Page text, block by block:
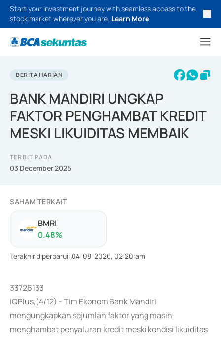
Start your investment journey with seamless access to the
stock market wherever you are. Learn More
BERITA HARIAN
BANK MANDIRI UNGKAP
FAKTOR PENGHAMBAT KREDIT
MESKI LIKUIDITAS MEMBAIK
TERBIT PADA
03 December 2025
SAHAM TERKAIT
BMRI
0.48%
Terakhir diperbarui: 04-08-2026, 02:20:am
33726133
IQPlus,(4/12) - Tim Ekonom Bank Mandiri
mengungkapkan sejumlah faktor yang masih
menghambat penyaluran kredit meski kondisi likuiditas